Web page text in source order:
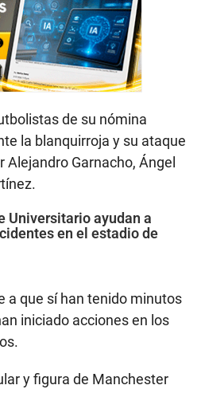
de su nómina
la blanquirroja y su ataque
Garnacho, Ángel
Universitario ayudan a
en el estadio de
a que sí han tenido minutos
iniciado acciones en los
y figura de Manchester